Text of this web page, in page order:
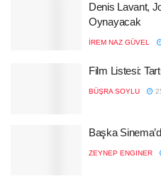
Denis Lavant,
Oynayacak
İREM NAZ GÜVEL
Film Listesi:
BÜŞRA SOYLU
Başka
ZEYNEP ENGINER